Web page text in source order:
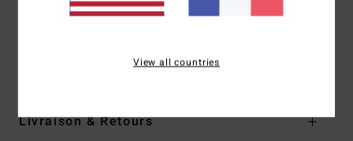
Composition[Matière principale] 78% nylon recyclé, 22%
Traçabilité du produit (Loi Agec)
Livraison & Retours
View all countries